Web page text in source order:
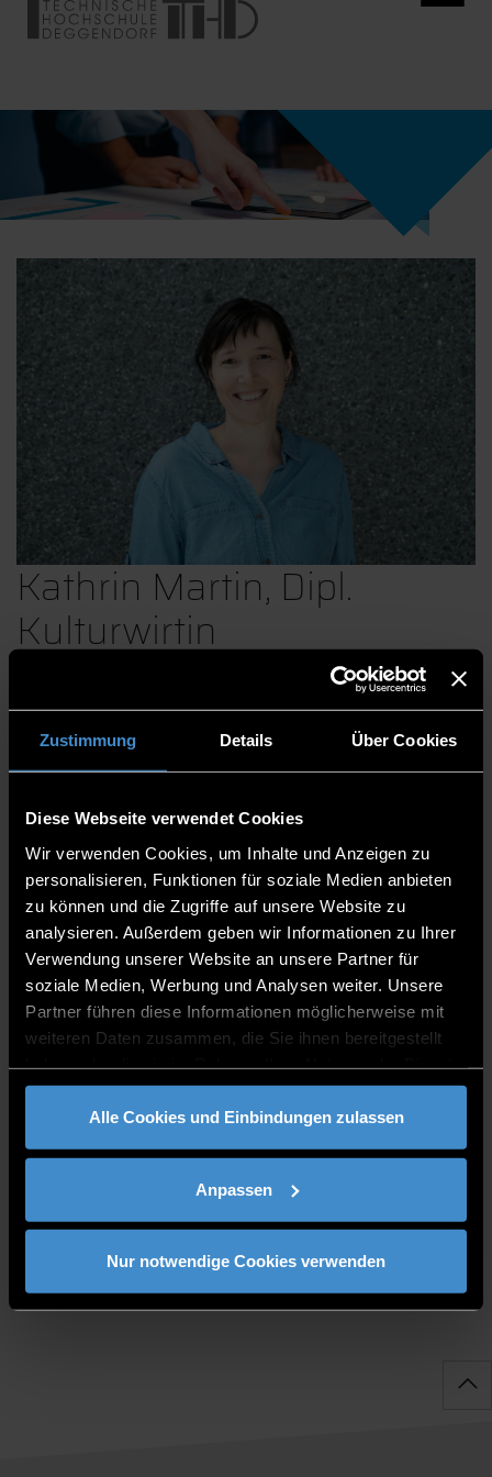
Zustimmung Details Über Cookies
Diese Webseite verwendet Cookies
Wir verwenden Cookies, um Inhalte und Anzeigen zu
personalisieren, Funktionen für soziale Medien anbieten
zu können und die Zugriffe auf unsere Website zu
analysieren. Außerdem geben wir Informationen zu Ihrer
Verwendung unserer Website an unsere Partner für
soziale Medien, Werbung und Analysen weiter. Unsere
Partner führen diese Informationen möglicherweise mit
weiteren Daten zusammen, die Sie ihnen bereitgestellt
gesammelt haben.
Alle Cookies und Einbindungen zulassen
Anpassen
Nur notwendige Cookies verwenden
Kathrin Martin, Dipl.
Kulturwirtin
Drittmittel-Projekte im Bereich
Gesundheitsförderung, Prävention, Pflege
Fakultät Angewandte Gesundheitswissenschaften
Mitarbeitende
Referentin
Gesundheitscampus Bad Kötzting
Bad Koetzting
0991/3615-706
PUBLIKATIONEN